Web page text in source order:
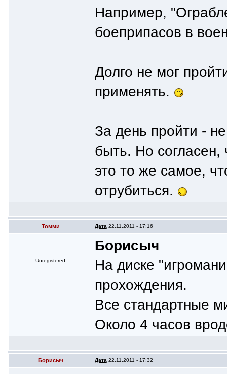
Например,
боеприпасов в
Долго не мог
применять.
За день пройти -
быть. Но
это то же самое,
отрубиться.
Томми Дата 22.11.2011 - 17:16
Unregistered
Борисыч
На диске
прохождения.
Все стандартные
Около 4 часов
Борисыч Дата 22.11.2011 - 17:32